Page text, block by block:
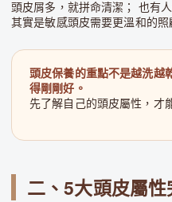
頭皮屑多，就拼命清潔； 也有
其實是敏感頭皮需要更溫和的照
頭皮保養的重點不是越洗越
得剛剛好。
先了解自己的頭皮屬性，才
二、5大頭皮屬